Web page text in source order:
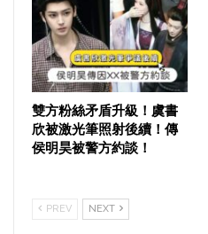
雙方粉絲矛盾升級！虞書
欣被激光筆照射後續！傳
侯明昊被警方約談！
PREV NEXT